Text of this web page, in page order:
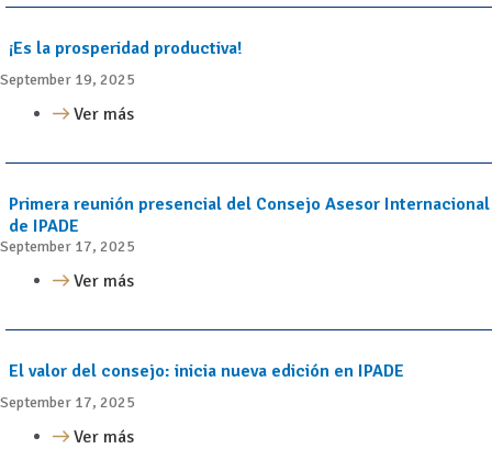
¡Es la prosperidad productiva!
September 19, 2025
Ver más
Primera reunión presencial del Consejo Asesor Internacional
de IPADE
September 17, 2025
Ver más
El valor del consejo: inicia nueva edición en IPADE
September 17, 2025
Ver más